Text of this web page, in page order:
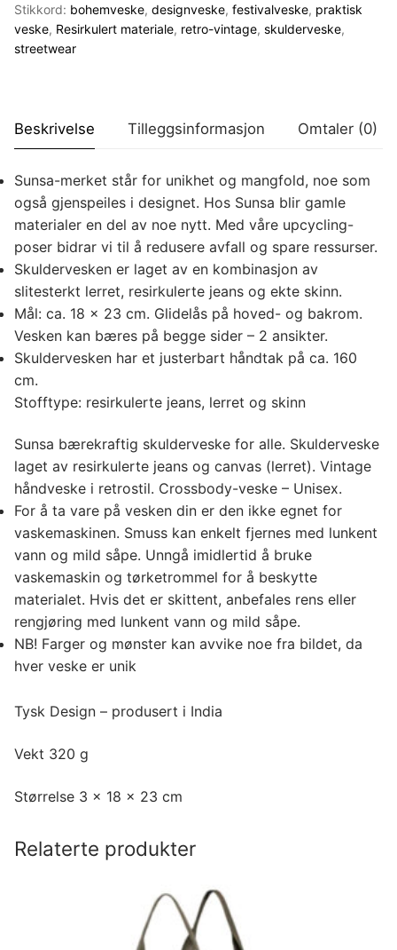
Stikkord: bohemveske, designveske, festivalveske, praktisk
veske, Resirkulert materiale, retro-vintage, skulderveske,
streetwear
Beskrivelse Tilleggsinformasjon Omtaler (0)
Sunsa-merket står for unikhet og mangfold, noe som
også gjenspeiles i designet. Hos Sunsa blir gamle
materialer en del av noe nytt. Med våre upcycling-
poser bidrar vi til å redusere avfall og spare ressurser.
Skuldervesken er laget av en kombinasjon av
slitesterkt lerret, resirkulerte jeans og ekte skinn.
Mål: ca. 18 x 23 cm. Glidelås på hoved- og bakrom.
Vesken kan bæres på begge sider – 2 ansikter.
Skuldervesken har et justerbart håndtak på ca. 160
cm.
Stofftype: resirkulerte jeans, lerret og skinn
Sunsa bærekraftig skulderveske for alle. Skulderveske
laget av resirkulerte jeans og canvas (lerret). Vintage
håndveske i retrostil. Crossbody-veske – Unisex.
For å ta vare på vesken din er den ikke egnet for
vaskemaskinen. Smuss kan enkelt fjernes med lunkent
vann og mild såpe. Unngå imidlertid å bruke
vaskemaskin og tørketrommel for å beskytte
materialet. Hvis det er skittent, anbefales rens eller
rengjøring med lunkent vann og mild såpe.
NB! Farger og mønster kan avvike noe fra bildet, da
hver veske er unik
Tysk Design – produsert i India
Vekt 320 g
Størrelse 3 x 18 x 23 cm
Relaterte produkter